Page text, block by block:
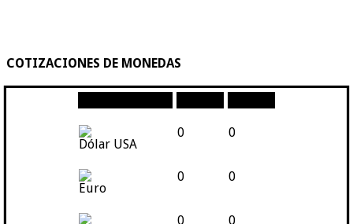
COTIZACIONES DE MONEDAS
Dólar USA
0 0
Euro
0 0
0 0